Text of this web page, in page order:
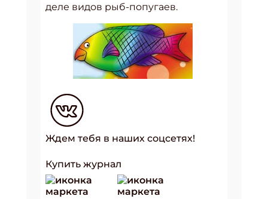
деле видов рыб-попугаев.
Ждем тебя в наших соцсетях!
Купить журнал